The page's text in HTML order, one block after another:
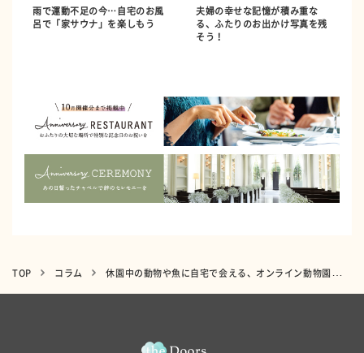
雨で運動不足の今…自宅のお風
呂で「家サウナ」を楽しもう
夫婦の幸せな記憶が積み重な
る、ふたりのお出かけ写真を残
そう！
TOP コラム 休園中の動物や魚に自宅で会える、オンライン動物園＆水族館って？